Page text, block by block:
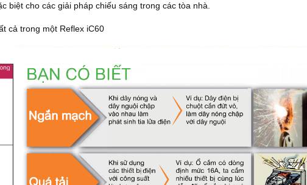
biệt cho các giải pháp chiếu sáng trong các tòa nhà.
cả trong một Reflex iC60